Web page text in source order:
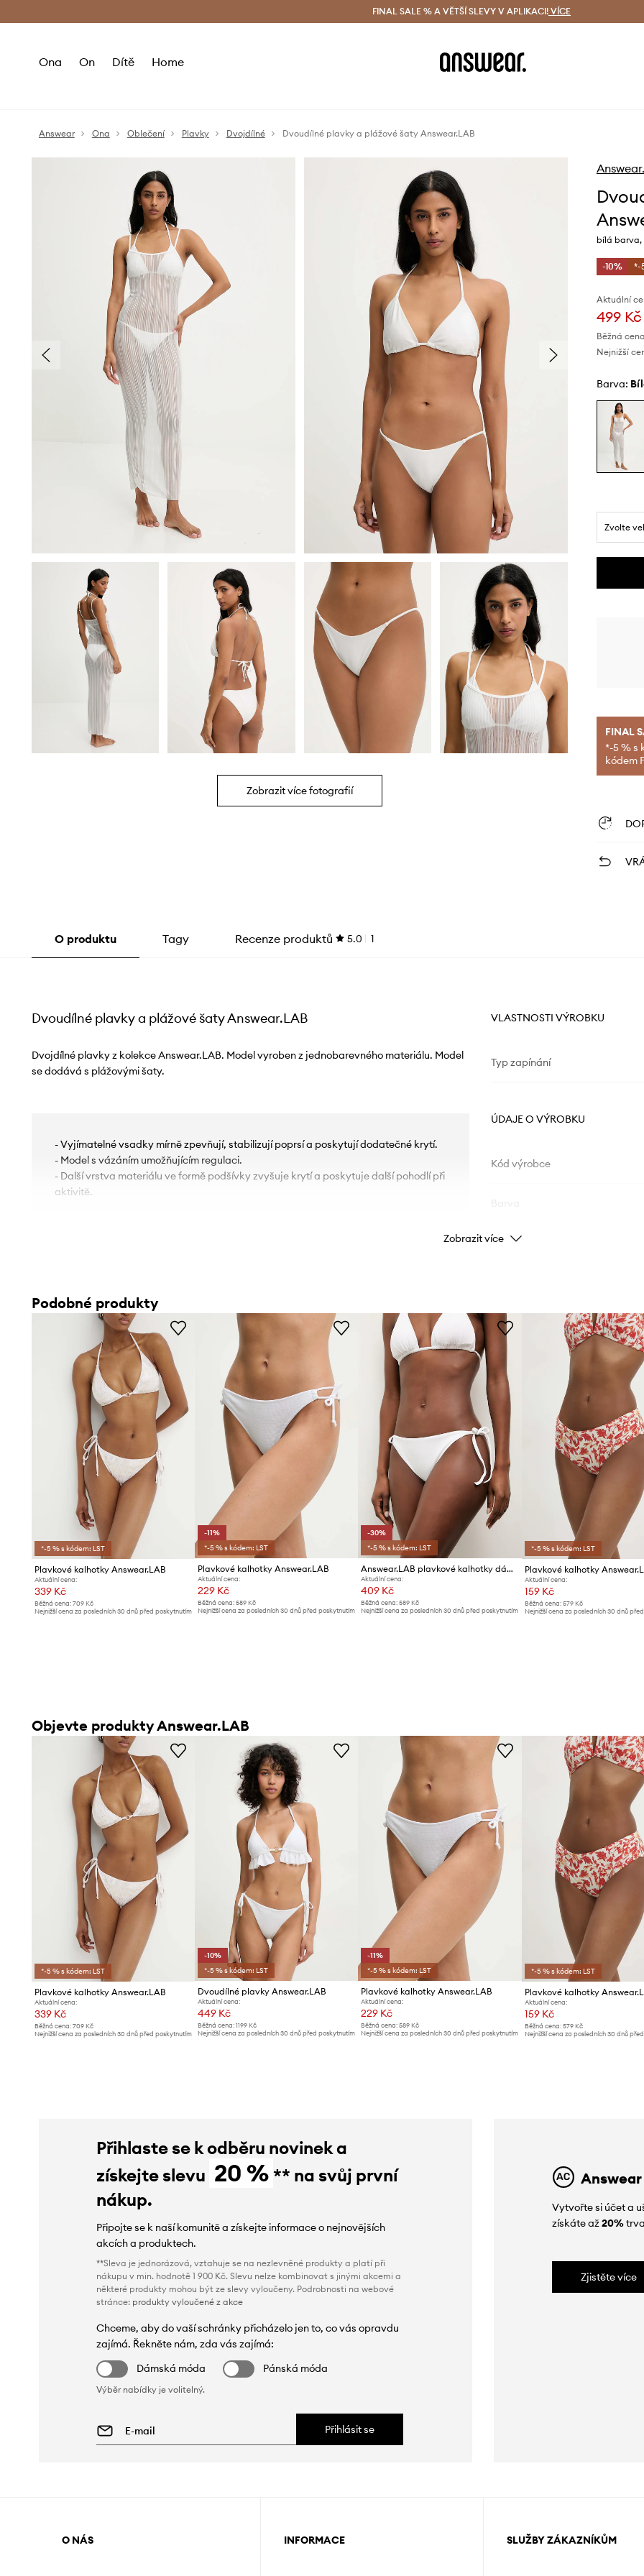
Doručení a vrácení zdarma (od 1800 Kč) Doručení i do 24 h
FINAL SALE % A VĚTŠÍ SLEVY V APLIKACI! VÍCE
Ona On Dítě Home
Answear Ona Oblečení Plavky Dvojdílné Dvoudílné plavky a plážové šaty Answear.LAB
Zobrazit více fotografií
bílá barva,
-10% *-
Aktuální
499 Kč
Běžná
Nejnižší
Barva:
Zvolte
FINAL
*-5 % s
kódem
O produktu Tagy Recenze produktů 5.0 1
Dvoudílné plavky a plážové šaty Answear.LAB
Dvojdílné plavky z kolekce Answear.LAB. Model vyroben z jednobarevného materiálu. Model
se dodává s plážovými šaty.
- Vyjímatelné vsadky mírně zpevňují, stabilizují poprsí a poskytují dodatečné krytí.
- Model s vázáním umožňujícím regulaci.
- Další vrstva materiálu ve formě podšívky zvyšuje krytí a poskytuje další pohodlí při
aktivitě.
VLASTNOSTI VÝROBKU
Typ zapínání
ÚDAJE O VÝROBKU
Kód výrobce
Značka
ID produktu
Zobrazit více
Podobné produkty
*-5 % s kódem: LST
Plavkové kalhotky Answear.LAB
Aktuální cena:
339 Kč
Běžná cena: 709 Kč
Nejnižší cena za posledních 30 dnů před poskytnutím
-11%
*-5 % s kódem: LST
Plavkové kalhotky Answear.LAB
Aktuální cena:
229 Kč
Běžná cena:589 Kč
Nejnižší cena za posledních 30 dnů před poskytnutím
-30%
*-5 % s kódem: LST
Answear.LAB plavkové kalhotky dámské
Aktuální cena:
409 Kč
Běžná cena: 589 Kč
Nejnižší cena za posledních 30 dnů před poskytnutím
*-5 % s kódem: LST
Plavkové kalhotky
Aktuální cena:
159 Kč
Běžná cena: 579 Kč
Nejnižší cena za posledních 30 dnů
Objevte produkty Answear.LAB
*-5 % s kódem: LST
Plavkové kalhotky Answear.LAB
Aktuální cena:
339 Kč
Běžná cena: 709 Kč
Nejnižší cena za posledních 30 dnů před poskytnutím
-10%
*-5 % s kódem: LST
Dvoudílné plavky Answear.LAB
Aktuální cena:
449 Kč
Běžná cena:1199 Kč
Nejnižší cena za posledních 30 dnů před poskytnutím
-11%
*-5 % s kódem: LST
Plavkové kalhotky Answear.LAB
Aktuální cena:
229 Kč
Běžná cena: 589 Kč
Nejnižší cena za posledních 30 dnů před poskytnutím
*-5 % s kódem: LST
Plavkové kalhotky
Aktuální cena:
159 Kč
Běžná cena: 579 Kč
Nejnižší cena za posledních 30 dnů
Přihlaste se k odběru novinek a
získejte slevu 20 % ** na svůj první
nákup.
Připojte se k naší komunitě a získejte informace o nejnovějších
akcích a produktech.
**Sleva je jednorázová, vztahuje se na nezlevněné produkty a platí při
nákupu v min. hodnotě 1 900 Kč. Slevu nelze kombinovat s jinými akcemi a
některé produkty mohou být ze slevy vyloučeny. Podrobnosti na webové
stránce: produkty vyloučené z akce
Chceme, aby do vaší schránky přicházelo jen to, co vás opravdu
zajímá. Řekněte nám, zda vás zajímá:
Dámská móda
Pánská móda
Výběr nabídky je volitelný.
Přihlásit se
Vytvořte si účet a
získáte až20%
Zjistěte více
O NÁS INFORMACE SLUŽBY ZÁKAZNÍKŮM